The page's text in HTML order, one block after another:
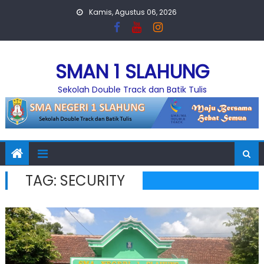
Kamis, Agustus 06, 2026
SMAN 1 SLAHUNG
Sekolah Double Track dan Batik Tulis
TAG: SECURITY